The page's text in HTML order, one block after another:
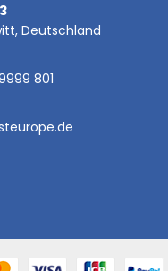
Deutschland
801